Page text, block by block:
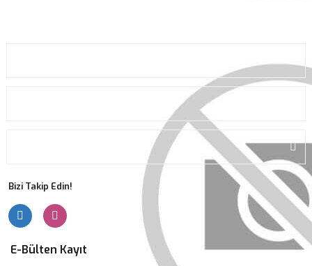
Bizi Takip Edin!
E-Bülten Kayıt